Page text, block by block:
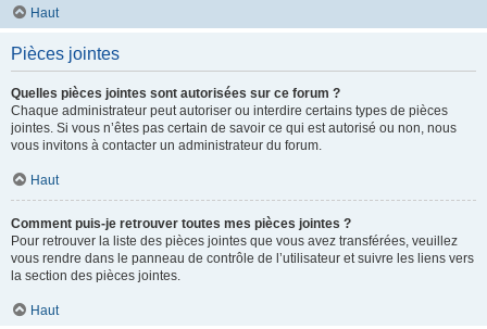
Haut
Pièces jointes
Quelles pièces jointes sont autorisées sur ce forum ?
Chaque administrateur peut autoriser ou interdire certains types de pièces
jointes. Si vous n’êtes pas certain de savoir ce qui est autorisé ou non, nous
vous invitons à contacter un administrateur du forum.
Haut
Comment puis-je retrouver toutes mes pièces jointes ?
Pour retrouver la liste des pièces jointes que vous avez transférées, veuillez
vous rendre dans le panneau de contrôle de l’utilisateur et suivre les liens vers
la section des pièces jointes.
Haut